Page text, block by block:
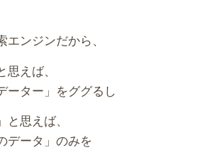
ンジンだから、
思えば、
ーター」をググるし
と思えば、
データ」のみを